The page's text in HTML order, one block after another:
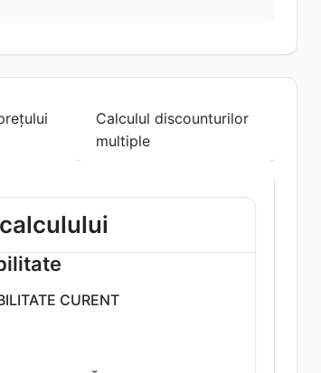
Calculul discounturilor
multiple
CURENT